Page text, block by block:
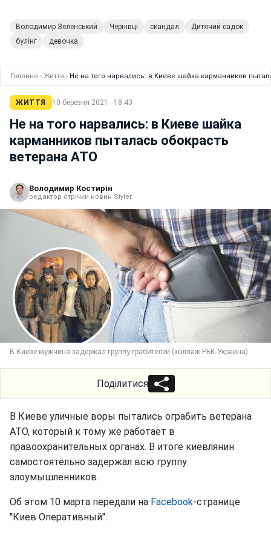
Володимир Зеленський Чернівці скандал
Дитячий садок
булінг
девочка
Головна › Життя › Не на того нарвались: в Киеве шайка карманников
ЖИТТЯ 10 березня 2021 · 18:43
Не на того нарвались: в Киеве шайка
карманников пыталась обокрасть
ветерана АТО
Володимир Костирін
редактор стрічки новин Styler
В Киеве мужчина задержал группу грабителей (коллаж РБК-Украина)
Поділитися
В Киеве уличные воры пытались ограбить ветерана
АТО, который к тому же работает в
правоохранительных органах. В итоге киевлянин
самостоятельно задержал всю группу
злоумышленников.
Об этом 10 марта передали на Facebook-странице
"Киев Оперативный".